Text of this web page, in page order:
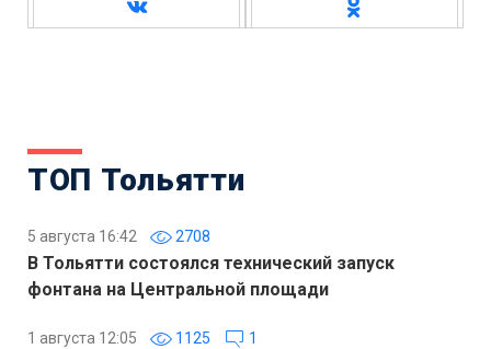
ТОП Тольятти
5 августа 16:42 2708
В Тольятти состоялся технический запуск
фонтана на Центральной площади
1 августа 12:05 1125 1